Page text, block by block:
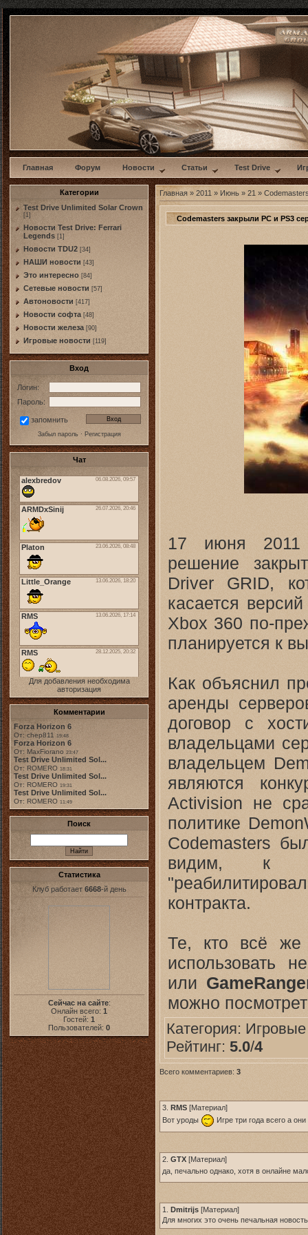
w
Главная Форум Новости Статьи Test Drive
Категории
Test Drive Unlimited Solar Crown
[1]
Новости Test Drive: Ferrari
Legends [1]
Новости TDU2 [34]
НАШИ новости [43]
Это интересно [84]
Сетевые новости [57]
Автоновости [417]
Новости софта [48]
Новоcти железа [90]
Игровые новости [119]
Вход
Логин:
Пароль:
запомнить
Забыл пароль· Регистрация
Чат
Для добавления необходима
авторизация
Комментарии
Forza Horizon 6
От: chep811 19:48
Forza Horizon 6
От: MaxFiorano 23:47
Test Drive Unlimited Sol...
От: ROMERO 18:31
Test Drive Unlimited Sol...
От: ROMERO 19:31
Test Drive Unlimited Sol...
От: ROMERO 11:49
Поиск
Статистика
Клуб работает 6668-й день
Сейчас на сайте:
Онлайн всего: 1
Гостей: 1
Пользователей: 0
Главная » 2011 » Июнь » 21 »
Codemasters закрыли PC и PS3
17 июня 2011
решение
Driver GRID,
касается
Xbox 360 по-
планируется к
Как объяснил
аренды
договор с
владельцами
владельцем
являются
Activision не
политике
Codemasters
видим, к
контракта.
Те, кто всё же
использовать
или
можно
Категория:
Рейтинг: 5.0/4
Всего комментариев: 3
3. RMS [Материал]
Вот уроды
Игре три года всего а
2. GTX [Материал]
да, печально однако, хотя в онлайне
1. Dmitrijs [Материал]
Для многих это очень печальная